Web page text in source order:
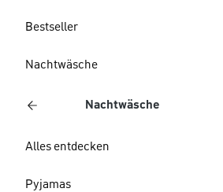
Bestseller
Nachtwäsche
Nachtwäsche
Alles entdecken
Pyjamas